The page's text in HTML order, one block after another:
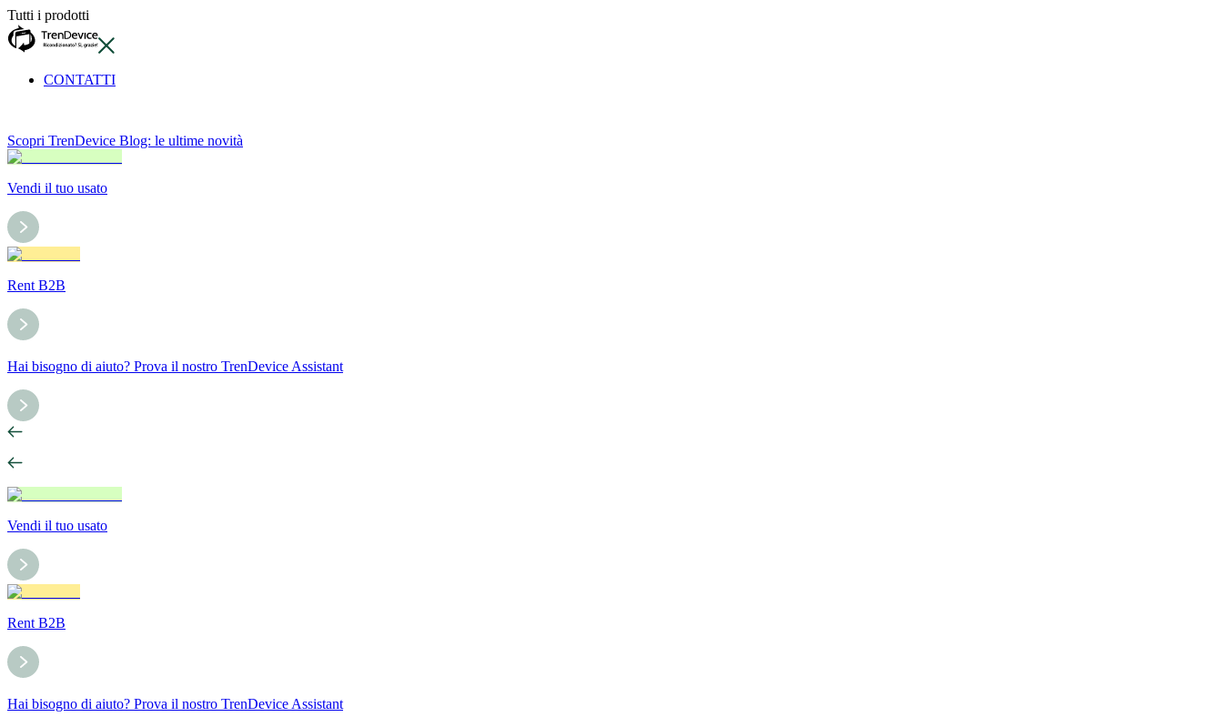
Tutti i prodotti
CONTATTI
Scopri TrenDevice Blog: le ultime novità
Vendi il tuo usato
Rent B2B
Hai bisogno di aiuto? Prova il nostro TrenDevice Assistant
Vendi il tuo usato
Rent B2B
Hai bisogno di aiuto? Prova il nostro TrenDevice Assistant